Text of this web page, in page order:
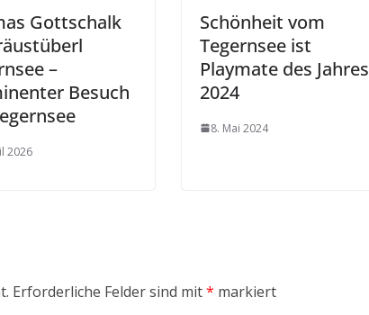
Gottschalk
–
Besuch
2026
Schönheit vom
Tegernsee ist
Playmate des Jahres
2024
8. Mai 2024
Erforderliche Felder sind mit* markiert